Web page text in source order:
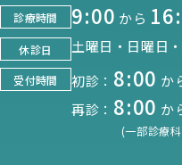
診療時間 9:00 から
休診日 土曜日・日曜日
受付時間 初診： 8:00 か
再診： 8:00 か
(一部診療